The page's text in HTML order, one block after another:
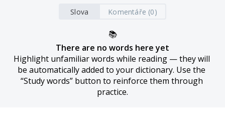
Slova Komentáře (0)
📚
There are no words here yet
Highlight unfamiliar words while reading — they will
be automatically added to your dictionary. Use the
“Study words” button to reinforce them through
practice.